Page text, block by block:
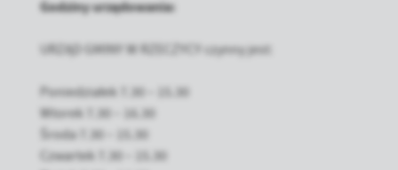
Firmy te działają w charakterze pośredników prezentujących nasze
społecznościowych.
Godziny urzędowania:
URZĄD GMINY W RZECZYCY czynny jest:
Poniedziałek 7.30 – 15.30
Wtorek 7.30 – 16.30
Środa 7.30 – 15.30
Czwartek 7.30 – 15.30